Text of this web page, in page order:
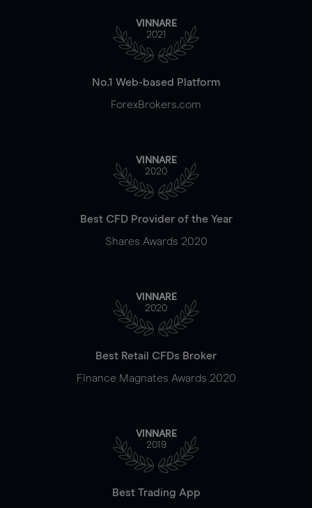
VINNARE
2021
No.1 Web-based Platform
ForexBrokers.com
VINNARE
2020
Best CFD Provider of the Year
Shares Awards 2020
VINNARE
2020
Best Retail CFDs Broker
Finance Magnates Awards 2020
VINNARE
2019
Best Trading App